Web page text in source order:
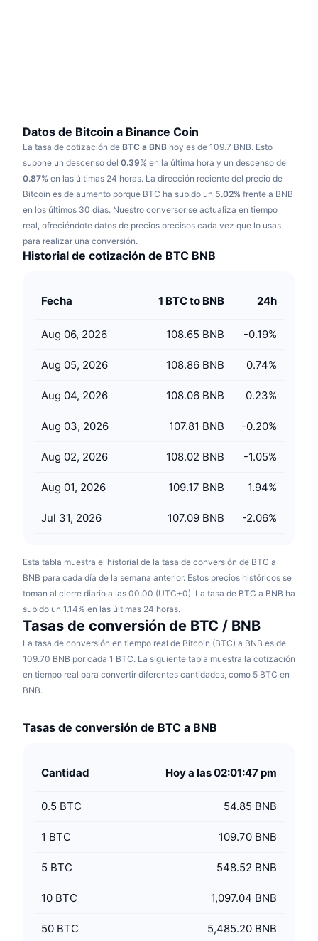
Deportes
Finanzas
Tecnología
NFT
Estadísticas generales de NFT
Próximas ventas
Análisis técnico
RSI
MACD
Derivados
Liquidaciones
Tasas de financiación
Investigación
Vídeos
Glosario
Campañas
Recompensas de diamante
Aprende y Gana
Calendario de ICO
Calendario de eventos
Datos de Bitcoin a Binance Coin
La tasa de cotización de BTC a BNB hoy es de 109.7 BNB. Esto
supone un descenso del 0.39% en la última hora y un descenso del
0.87% en las últimas 24 horas. La dirección reciente del precio de
Bitcoin es de aumento porque BTC ha subido un 5.02% frente a BNB
en los últimos 30 días. Nuestro conversor se actualiza en tiempo
real, ofreciéndote datos de precios precisos cada vez que lo usas
para realizar una conversión.
Historial de cotización de BTC BNB
Fecha 1 BTC to BNB 24h
Aug 06, 2026 108.65 BNB -0.19%
Aug 05, 2026 108.86 BNB 0.74%
Aug 04, 2026 108.06 BNB 0.23%
Aug 03, 2026 107.81 BNB -0.20%
Aug 02, 2026 108.02 BNB -1.05%
Aug 01, 2026 109.17 BNB 1.94%
Jul 31, 2026 107.09 BNB -2.06%
Esta tabla muestra el historial de la tasa de conversión de BTC a
BNB para cada día de la semana anterior. Estos precios históricos se
toman al cierre diario a las 00:00 (UTC+0). La tasa de BTC a BNB ha
subido un 1.14% en las últimas 24 horas.
Tasas de conversión de BTC / BNB
La tasa de conversión en tiempo real de Bitcoin (BTC) a BNB es de
109.70 BNB por cada 1 BTC. La siguiente tabla muestra la cotización
en tiempo real para convertir diferentes cantidades, como 5 BTC en
BNB.
Tasas de conversión de BTC a BNB
Cantidad Hoy a las 02:01:47 pm
0.5 BTC 54.85 BNB
1 BTC 109.70 BNB
5 BTC 548.52 BNB
10 BTC 1,097.04 BNB
50 BTC 5,485.20 BNB